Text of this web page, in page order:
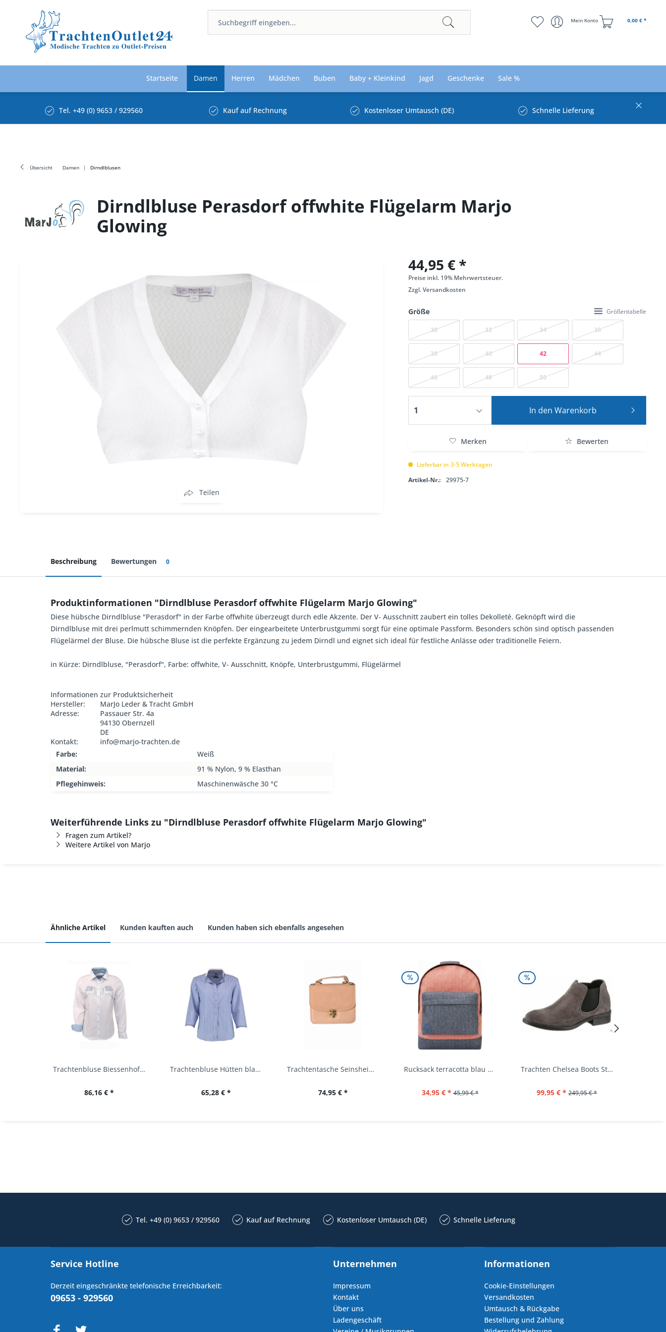
Mein Konto 0,00 € *
Startseite Damen Herren Mädchen Buben Baby + Kleinkind Jagd Geschenke Sale %
Tel. +49 (0) 9653 / 929560 Kauf auf Rechnung Kostenloser Umtausch (DE) Schnelle Lieferung
Übersicht Damen Dirndlblusen
Dirndlbluse Perasdorf offwhite Flügelarm Marjo
Glowing
Teilen
44,95 € *
Preise inkl. 19% Mehrwertsteuer.
Zzgl.Versandkosten
Größe Größentabelle
30 32 34 36
38 40 42 44
46 48 50
In den Warenkorb
Merken Bewerten
Lieferbar in 3-5 Werktagen
Artikel-Nr.:
29975-7
Beschreibung Bewertungen 0
Produktinformationen "Dirndlbluse Perasdorf offwhite Flügelarm Marjo Glowing"
Diese hübsche Dirndlbluse "Perasdorf" in der Farbe offwhite überzeugt durch edle Akzente. Der V- Ausschnitt zaubert ein tolles Dekolleté. Geknöpft wird die
Dirndlbluse mit drei perlmutt schimmernden Knöpfen. Der eingearbeitete Unterbrustgummi sorgt für eine optimale Passform. Besonders schön sind optisch passenden
Flügelärmel der Bluse. Die hübsche Bluse ist die perfekte Ergänzung zu jedem Dirndl und eignet sich ideal für festliche Anlässe oder traditionelle Feiern.
in Kürze: Dirndlbluse, "Perasdorf", Farbe: offwhite, V- Ausschnitt, Knöpfe, Unterbrustgummi, Flügelärmel
Informationen zur Produktsicherheit
Hersteller:
MarJo Leder & Tracht GmbH
Adresse:
Passauer Str. 4a
94130 Obernzell
DE
Kontakt:
info@marjo-trachten.de
Farbe:
Weiß
Material:
91 % Nylon, 9 % Elasthan
Pflegehinweis:
Maschinenwäsche 30 °C
Weiterführende Links zu "Dirndlbluse Perasdorf offwhite Flügelarm Marjo Glowing"
Fragen zum Artikel?
Weitere Artikel von Marjo
Ähnliche Artikel Kunden kauften auch Kunden haben sich ebenfalls angesehen
Trachtenbluse Biessenhofen weiß Langarm OS...
86,16 € *
Trachtenbluse Hütten blau 7/8 Arm OS Trachten
65,28 € *
Trachtentasche Seinsheim lachs rosa Werner...
74,95 € *
Rucksack terracotta blau navy Mi-Pac...
34,95 € * 45,99 € *
Trachten Chelsea Boots Stiefel Fürstenstein...
99,95 € * 249,95 € *
Tel. +49 (0) 9653 / 929560 Kauf auf Rechnung Kostenloser Umtausch (DE) Schnelle Lieferung
Service Hotline
Derzeit eingeschränkte telefonische Erreichbarkeit:
09653 - 929560
Unternehmen
Impressum
Kontakt
Über uns
Ladengeschäft
Informationen
Cookie-Einstellungen
Versandkosten
Umtausch & Rückgabe
Bestellung und Zahlung